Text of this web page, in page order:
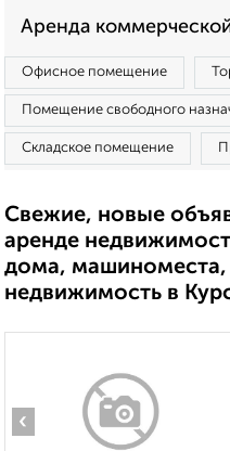
Аренда
Офисное помещение
Помещение свободного
Складское помещение
Свежие, новые
аренде
дома, машиноместа,
недвижимость в
‹